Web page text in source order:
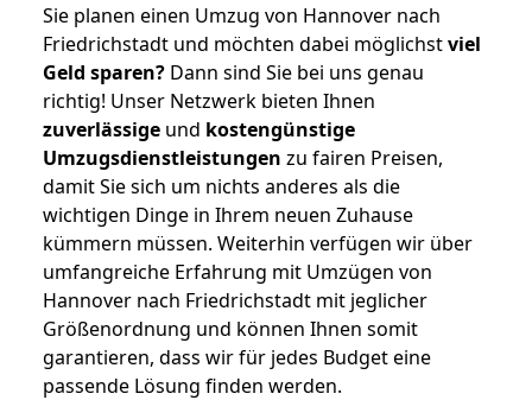
Sie planen einen Umzug von Hannover nach
Friedrichstadt und möchten dabei möglichstviel
Geld sparen? Dann sind Sie bei uns genau
richtig! Unser Netzwerk bieten Ihnen
zuverlässige und kostengünstige
Umzugsdienstleistungen zu fairen Preisen,
damit Sie sich um nichts anderes als die
wichtigen Dinge in Ihrem neuen Zuhause
kümmern müssen. Weiterhin verfügen wir über
umfangreiche Erfahrung mit Umzügen von
Hannover nach Friedrichstadt mit jeglicher
Größenordnung und können Ihnen somit
garantieren, dass wir für jedes Budget eine
passende Lösung finden werden.